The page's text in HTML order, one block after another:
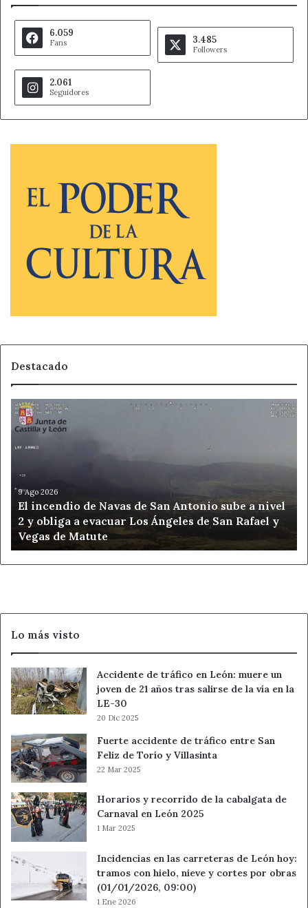
6.059
Fans 3.485
Followers
2.061
Seguidores
Destacado
El
incendio
de
Navas
San
Antonio
sube
nivel
2
y
Ángeles
de
San
Rafael
y
Vegas
Matute
9 Ago 2026
El incendio de Navas de San Antonio sube a nivel
2 y obliga a evacuar Los Ángeles de San Rafael y
Vegas de Matute
Lo más visto
Accidente de tráfico en León: muere un
joven de 21 años tras salirse de la vía en la
LE-30
20 Dic 2025
Fuerte accidente de tráfico entre San
Feliz de Torío y Villasinta
22 Mar 2025
Horarios y recorrido de la cabalgata de
Carnaval en León 2025
1 Mar 2025
Incidencias en las carreteras de León hoy:
tramos con hielo, nieve y cortes por obras
(01/01/2026, 09:00)
1 Ene 2026